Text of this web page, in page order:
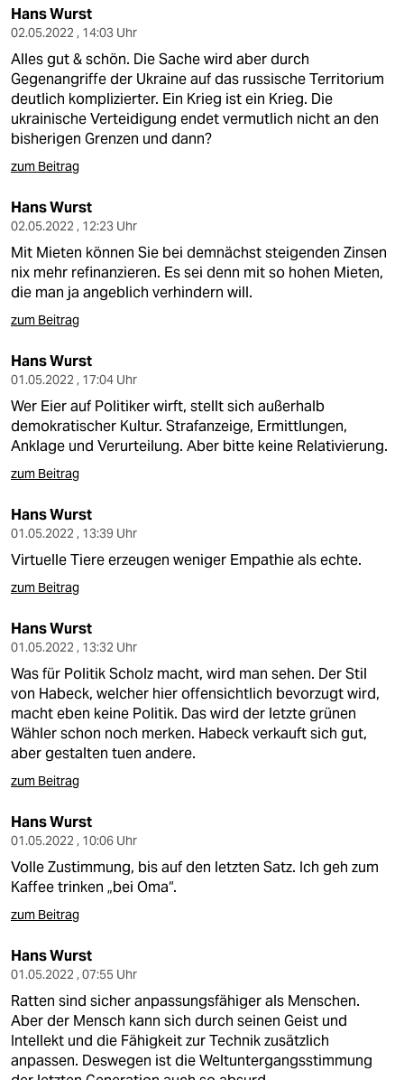
Hans Wurst
02.05.2022 , 14:03 Uhr
Alles gut & schön. Die Sache wird aber durch
Gegenangriffe der Ukraine auf das russische Territorium
deutlich komplizierter. Ein Krieg ist ein Krieg. Die
ukrainische Verteidigung endet vermutlich nicht an den
bisherigen Grenzen und dann?
zum Beitrag
Hans Wurst
02.05.2022 , 12:23 Uhr
Mit Mieten können Sie bei demnächst steigenden Zinsen
nix mehr refinanzieren. Es sei denn mit so hohen Mieten,
die man ja angeblich verhindern will.
zum Beitrag
Hans Wurst
01.05.2022 , 17:04 Uhr
Wer Eier auf Politiker wirft, stellt sich außerhalb
demokratischer Kultur. Strafanzeige, Ermittlungen,
Anklage und Verurteilung. Aber bitte keine Relativierung.
zum Beitrag
Hans Wurst
01.05.2022 , 13:39 Uhr
Virtuelle Tiere erzeugen weniger Empathie als echte.
zum Beitrag
Hans Wurst
01.05.2022 , 13:32 Uhr
Was für Politik Scholz macht, wird man sehen. Der Stil
von Habeck, welcher hier offensichtlich bevorzugt wird,
macht eben keine Politik. Das wird der letzte grünen
Wähler schon noch merken. Habeck verkauft sich gut,
aber gestalten tuen andere.
zum Beitrag
Hans Wurst
01.05.2022 , 10:06 Uhr
Volle Zustimmung, bis auf den letzten Satz. Ich geh zum
Kaffee trinken „bei Oma“.
zum Beitrag
Hans Wurst
01.05.2022 , 07:55 Uhr
Ratten sind sicher anpassungsfähiger als Menschen.
Aber der Mensch kann sich durch seinen Geist und
Intellekt und die Fähigkeit zur Technik zusätzlich
anpassen. Deswegen ist die Weltuntergangsstimmung